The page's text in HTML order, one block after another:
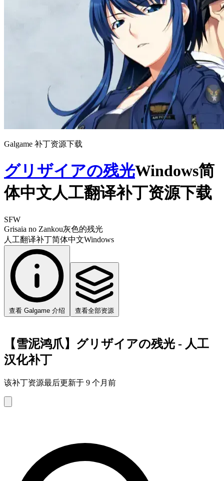
Galgame 补丁资源下载
グリザイアの残光Windows简
体中文人工翻译补丁资源下载
SFW
Grisaia no Zankou灰色的残光
人工翻译补丁简体中文Windows
查看 Galgame 介绍 查看全部资源
【雪泥鸿爪】グリザイアの残光 - 人工
汉化补丁
该补丁资源最后更新于 9 个月前